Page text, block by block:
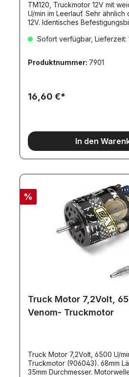
TM120, Truckmotor 12V mit
U/min im Leerlauf. Sehr ähnlich
12V. Identisches
Kondensatoren liegen
grWellendurchmesser: 3,17mm
Sofort verfügbar, Lieferzeit:
Produktnummer: 7901
16,60 €*
In den
%
Truck Motor 7,2Volt,
Venom- Truckmotor
Truck Motor 7,2Volt, 6500 U/
Truckmotor (906043). 68mm
35mm Durchmesser.